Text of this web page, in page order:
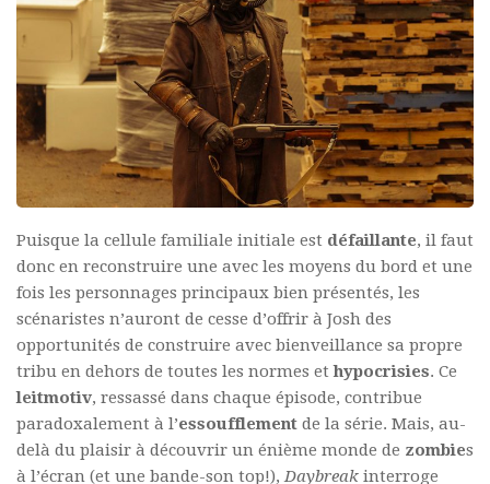
Puisque la cellule familiale initiale est défaillante, il faut
donc en reconstruire une avec les moyens du bord et une
fois les personnages principaux bien présentés, les
scénaristes n’auront de cesse d’offrir à Josh des
opportunités de construire avec bienveillance sa propre
tribu en dehors de toutes les normes ethypocrisies. Ce
leitmotiv, ressassé dans chaque épisode, contribue
paradoxalement à l’essoufflement de la série. Mais, au-
delà du plaisir à découvrir un énième monde de zombies
à l’écran (et une bande-son top!),Daybreak interroge